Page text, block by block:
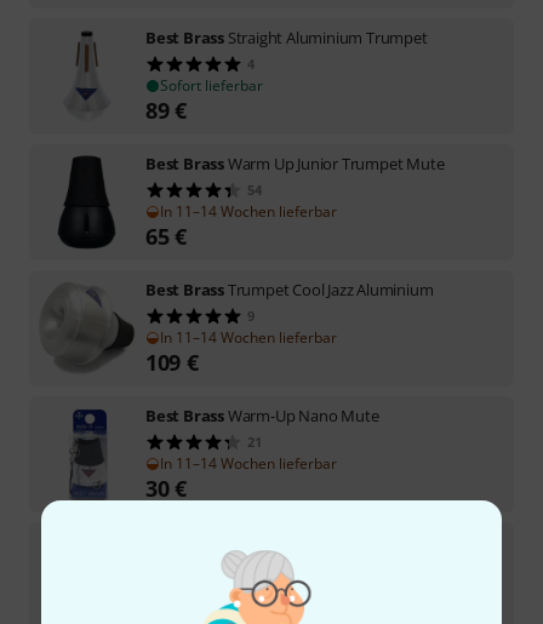
Best Brass Straight Aluminium Trumpet
4
Sofort lieferbar
89€
Best BrassWarm Up Junior Trumpet Mute
54
In 11–14 Wochen lieferbar
65€
Best BrassTrumpet Cool Jazz Aluminium
9
In 11–14 Wochen lieferbar
109 €
Best BrassWarm-Up Nano Mute
21
In 11–14 Wochen lieferbar
30€
Sofort lieferbar